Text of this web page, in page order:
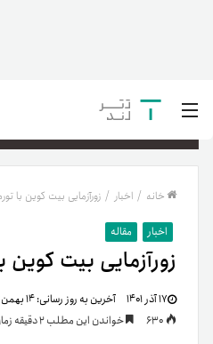
خانه / اخبار / زورآزمایی بیت کوین با
اخبار مقاله
زورآزمایی بیت کوین
۱۷ آذر ۱۴۰۱ آخرین به روز رسانی:۱۴ بهمن ۱۴۰۴
خواندن این مطلب 2 دقیقه زمان میبرد